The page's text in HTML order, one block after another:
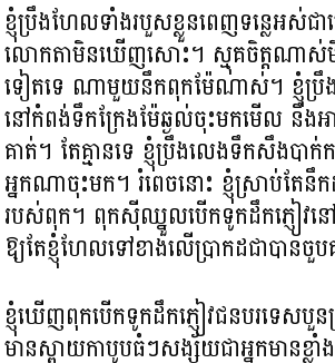
ខ្ញុំប្រឹងហែលទាំងរបួសខ្លួនពេញទន្លេអស់ជាច្
លោកតាមិនឃើញសោះ។ ស្មុគចិត្តណាស់មិន
ទៀតទេ ណាមួយនឹកពុកម៉ែណាស់។ ខ្ញុំប្រឹ
នៅកំពង់ទឹកក្រែងម៉ែឆ្ងល់ចុះមកមើល នឹង
គាត់។ តែគ្មានទេ ខ្ញុំប្រឹងលេងទឹកសឹងបាក់
អ្នកណាចុះមក។ រំពេចនោះ ខ្ញុំស្រាប់តែនឹក
របស់ពុក។ ពុកស៊ីឈ្នួលបើកទូកដឹកភ្ញៀវនៅ
ឱ្យតែខ្ញុំហែលទៅខាងលើប្រាកដជាបានចួ
ខ្ញុំឃើញពុកបើកទូកដឹកភ្ញៀវជនបរទេសបួនប្
មានស្ពាយកាបូបធំៗសង្ស័យជាអ្នកមានខ្ល